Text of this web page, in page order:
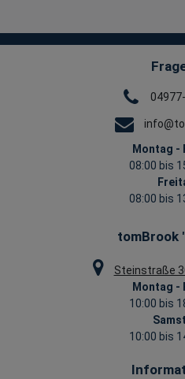
Montag -
08:00 bis
08:00 bis
tomBrook
Steinstraße
Montag -
10:00 bis
10:00 bis